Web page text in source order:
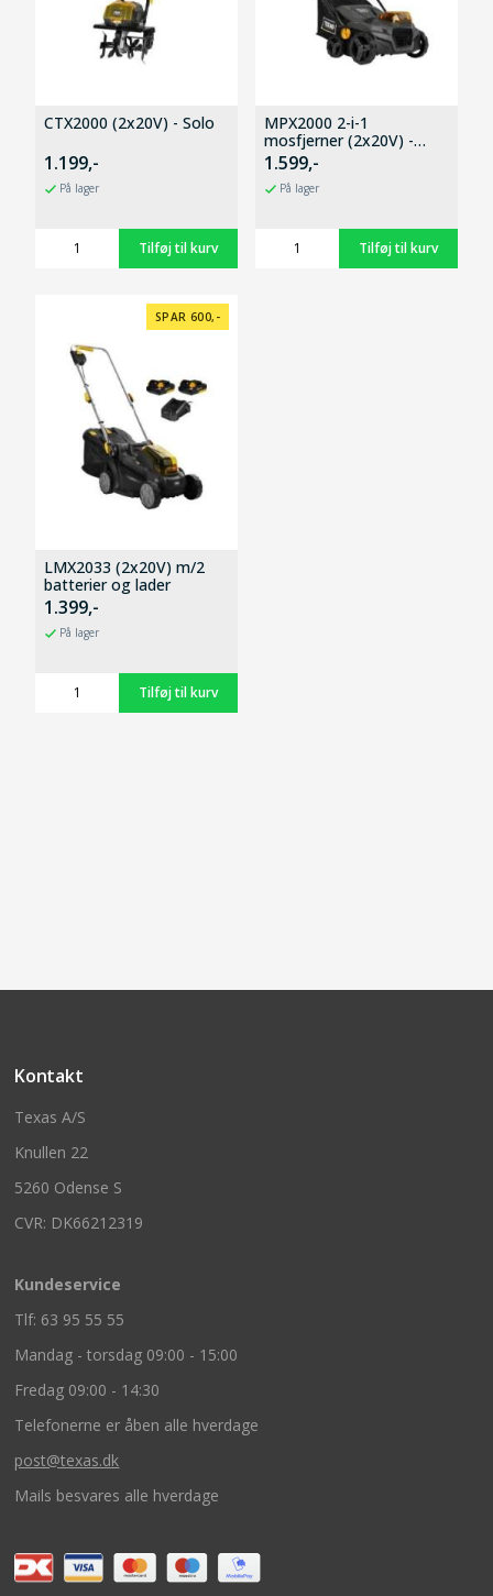
CTX2000 (2x20V) - Solo
1.199,-
På lager
MPX2000 2-i-1
mosfjerner (2x20V) -
Solo
1.599,-
På lager
SPAR 600,-
LMX2033 (2x20V) m/2
batterier og lader
1.399,-
På lager
Kontakt
Texas A/S
Knullen 22
5260 Odense S
CVR: DK66212319
Kundeservice
Tlf: 63 95 55 55
Mandag - torsdag 09:00 - 15:00
Fredag 09:00 - 14:30
Telefonerne er åben alle hverdage
post@texas.dk
Mails besvares alle hverdage